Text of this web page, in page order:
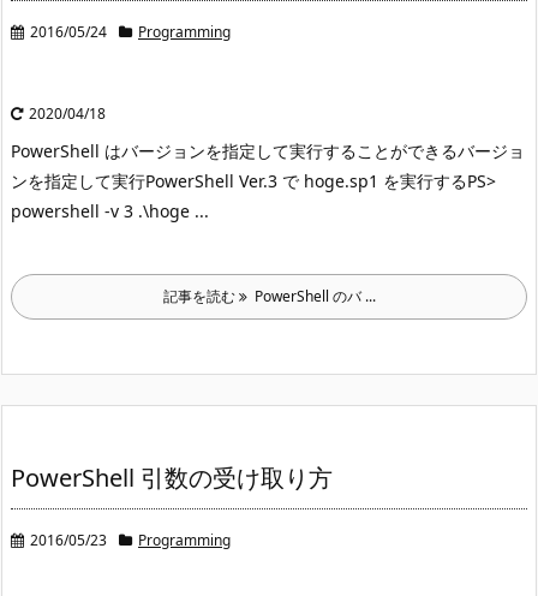
2016/05/24 Programming
2020/04/18
PowerShell はバージョンを指定して実行することができるバージョ
ンを指定して実行PowerShell Ver.3 で hoge.sp1 を実行するPS>
powershell -v 3 .\hoge ...
記事を読む PowerShell のバ ...
PowerShell 引数の受け取り方
2016/05/23 Programming